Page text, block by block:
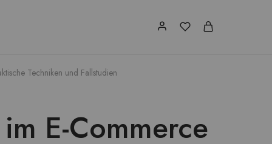
Techniken und Fallstudien
E-Commerce